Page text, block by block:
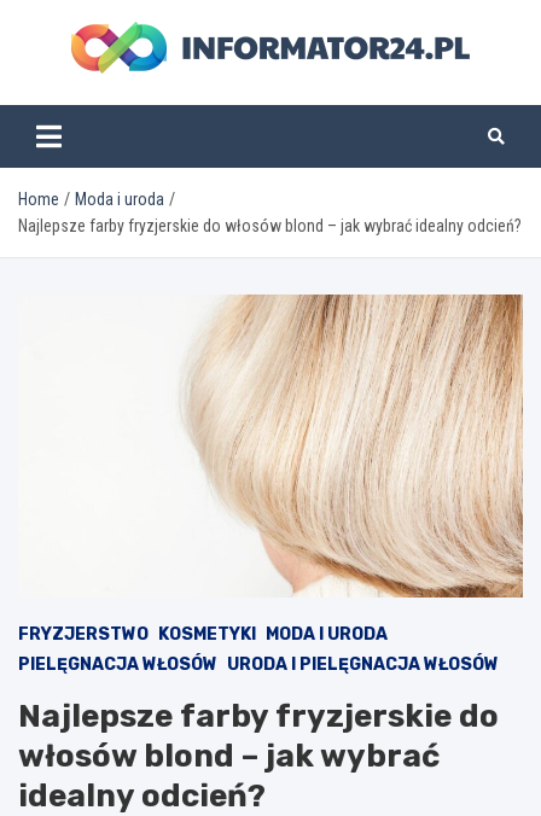
informator24.pl
Home
Moda i uroda
Najlepsze farby fryzjerskie do włosów blond – jak wybrać idealny odcień?
FRYZJERSTWO KOSMETYKI
MODA I URODA
PIELĘGNACJA WŁOSÓW URODA I PIELĘGNACJA WŁOSÓW
Najlepsze farby fryzjerskie do
włosów blond – jak wybrać
idealny odcień?